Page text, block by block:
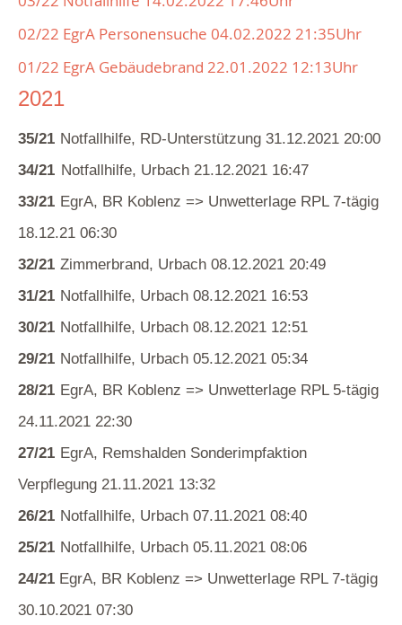
02/22 EgrA Personensuche 04.02.2022 21:35Uhr
01/22 EgrA Gebäudebrand 22.01.2022 12:13Uhr
2021
35/21 Notfallhilfe, RD-Unterstützung 31.12.2021 20:00
34/21 Notfallhilfe, Urbach 21.12.2021 16:47
33/21 EgrA, BR Koblenz => Unwetterlage RPL 7-tägig
18.12.21 06:30
32/21 Zimmerbrand, Urbach 08.12.2021 20:49
31/21 Notfallhilfe, Urbach 08.12.2021 16:53
30/21 Notfallhilfe, Urbach 08.12.2021 12:51
29/21 Notfallhilfe, Urbach 05.12.2021 05:34
28/21 EgrA, BR Koblenz => Unwetterlage RPL 5-tägig
24.11.2021 22:30
27/21 EgrA, Remshalden Sonderimpfaktion
Verpflegung 21.11.2021 13:32
26/21 Notfallhilfe, Urbach 07.11.2021 08:40
25/21 Notfallhilfe, Urbach 05.11.2021 08:06
24/21 EgrA, BR Koblenz => Unwetterlage RPL 7-tägig
30.10.2021 07:30